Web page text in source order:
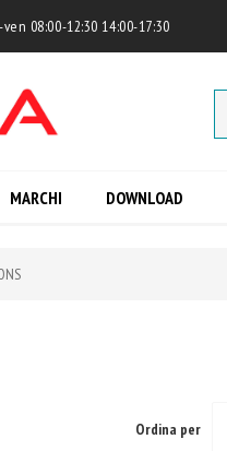
08:00-12:30 14:00-17:30
MARCHI DOWNLOAD
Ordina per